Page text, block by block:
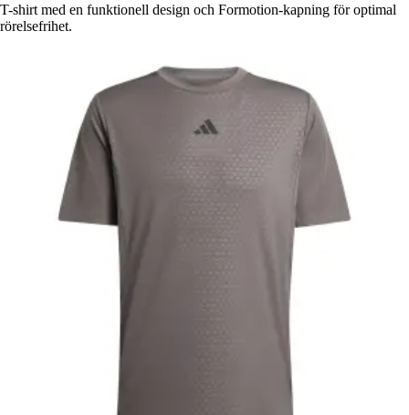
T-shirt med en funktionell design och Formotion-kapning för optimal
rörelsefrihet.